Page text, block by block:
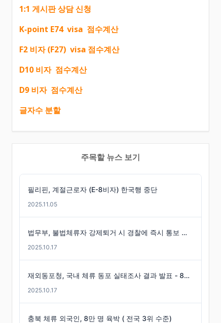
1:1 게시판 상담 신청
K-point E74 visa 점수계산
F2 비자 (F27) visa 점수계산
D10 비자 점수계산
D9 비자 점수계산
글자수 분할
주목할 뉴스 보기
필리핀, 계절근로자 (E-8비자) 한국행 중단
2025.11.05
법무부, 불법체류자 강제퇴거 시 경찰에 즉시 통보 제도 마련
2025.10.17
재외동포청, 국내 체류 동포 실태조사 결과 발표 - 86만 명 체류 통계 발표
2025.10.17
충북 체류 외국인, 8만 명 육박 ( 전국 3위 수준)